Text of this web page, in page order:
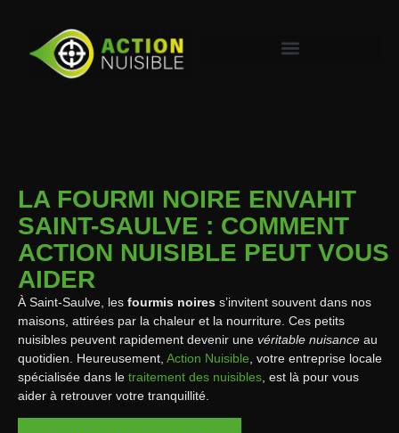
LA FOURMI NOIRE ENVAHIT
SAINT-SAULVE : COMMENT
ACTION NUISIBLE PEUT VOUS
AIDER
À Saint-Saulve, les fourmis noires s’invitent souvent dans nos
maisons, attirées par la chaleur et la nourriture. Ces petits
nuisibles peuvent rapidement devenir une véritable nuisance au
quotidien. Heureusement, Action Nuisible , votre entreprise locale
spécialisée dans le traitement des nuisibles , est là pour vous
aider à retrouver votre tranquillité.